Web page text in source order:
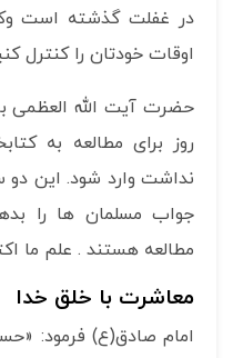
در غفلت گذشته است
اوقات خودتان را کنترل
حضرت آیت الله العظمی
روز برای مطالعه به
نداشت وارد شود. این دو
جواب مسلمان ها را
مطالعه هستند . علم ما
معاشرت با خلق خدا
امام صادق(ع) فرمود: